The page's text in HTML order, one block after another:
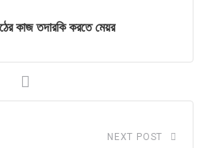
কাজ তদারকি করতে মেয়র
NEXT POST